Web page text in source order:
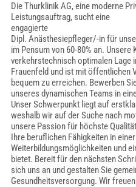
Die Thurklinik AG, eine moderne
Leistungsauftrag, sucht eine
engagierte
Dipl. Anästhesiepfleger/-in für
im Pensum von 60-80% an.
verkehrstechnisch optimalen Lage
Frauenfeld und ist mit öffentlichen
bequem zu erreichen. Bewerben
unseres dynamischen Teams in
Unser Schwerpunkt liegt auf
weshalb wir auf der Suche nach
unsere Passion für höchste
Ihre beruflichen Fähigkeiten in
Weiterbildungsmöglichkeiten und
bietet. Bereit für den nächsten
sich uns an und gestalten Sie
Gesundheitsversorgung. Wir